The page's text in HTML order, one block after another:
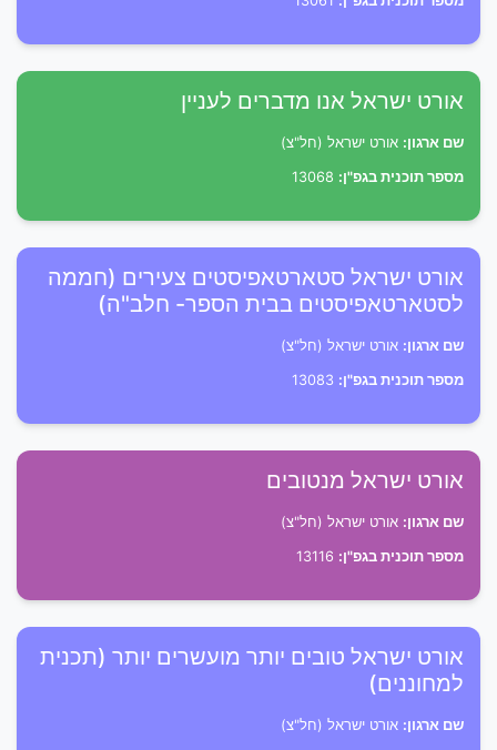
אורט ישראל אנו מדברים לעניין
שם ארגון: אורט ישראל (חל"צ)
מספר תוכנית בגפ"ן:
אורט ישראל סטארטאפיסטים צעירים (חממה
לסטארטאפיסטים בבית הספר- חלב"ה)
שם ארגון: אורט ישראל (חל"צ)
מספר תוכנית בגפ"ן:
אורט ישראל מנטובים
שם ארגון: אורט ישראל (חל"צ)
מספר תוכנית בגפ"ן:
אורט ישראל טובים יותר מועשרים יותר (תכנית
למחוננים)
שם ארגון: אורט ישראל (חל"צ)